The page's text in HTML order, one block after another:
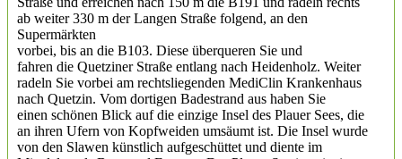
ab weiter 330 m der Langen Straße folgend, an den
Supermärkten
vorbei, bis an die B103. Diese überqueren Sie und
fahren die Quetziner Straße entlang nach Heidenholz. Weiter
radeln Sie vorbei am rechtsliegenden MediClin Krankenhaus
nach Quetzin. Vom dortigen Badestrand aus haben Sie
einen schönen Blick auf die einzige Insel des Plauer Sees, die
an ihren Ufern von Kopfweiden umsäumt ist. Die Insel wurde
von den Slawen künstlich aufgeschüttet und diente im